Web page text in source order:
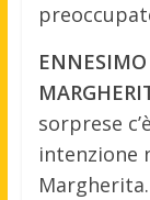
sorprese
intenzione